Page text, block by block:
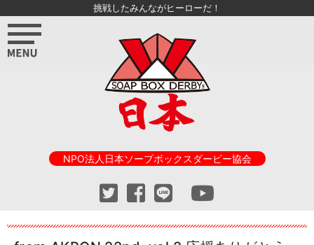
挑戦したみんながヒーローだ！
NPO法人日本ソープボックスダービー協会